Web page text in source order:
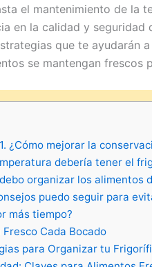
el mantenimiento de la
en la calidad y
que te ayudarán
se mantengan frescos
¿Cómo mejorar la
debería tener el
organizar los alimentos
puedo seguir para
más tiempo?
Cada Bocado
para Organizar tu